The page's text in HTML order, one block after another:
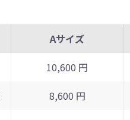
Aサイズ
10,600 円
8,600 円